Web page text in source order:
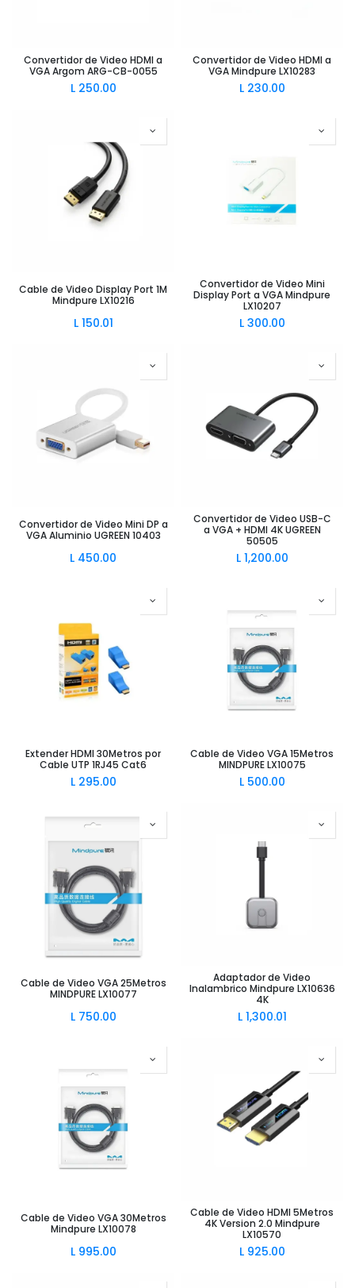
Convertidor de Video HDMI a
VGA Argom ARG-CB-0055
L 250.00
Convertidor de Video HDMI a
VGA Mindpure LX10283
L 230.00
Cable de Video Display Port 1M
Mindpure LX10216
L 150.01
Convertidor de Video Mini
Display Port a VGA Mindpure
LX10207
L 300.00
Convertidor de Video Mini DP a
VGA Aluminio UGREEN 10403
L 450.00
Convertidor de Video USB-C
a VGA + HDMI 4K UGREEN
50505
L 1,200.00
Extender HDMI 30Metros por
Cable UTP 1RJ45 Cat6
L 295.00
Cable de Video VGA 15Metros
MINDPURE LX10075
L 500.00
Cable de Video VGA 25Metros
MINDPURE LX10077
L 750.00
Adaptador de Video
Inalambrico Mindpure LX10636
4K
L 1,300.01
Cable de Video VGA 30Metros
Mindpure LX10078
L 995.00
Cable de Video HDMI 5Metros
4K Version 2.0 Mindpure
LX10570
L 925.00